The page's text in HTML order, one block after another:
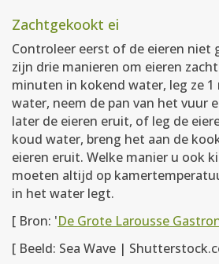
Zachtgekookt ei
Controleer eerst of de eieren niet
zijn drie manieren om eieren
minuten in kokend water, leg ze
water, neem de pan van het vuur
later de eieren eruit, of leg de
koud water, breng het aan de
eieren eruit. Welke manier u ook
moeten altijd op
in het water legt.
[ Bron: 'De Grote Larousse
[ Beeld: Sea Wave |